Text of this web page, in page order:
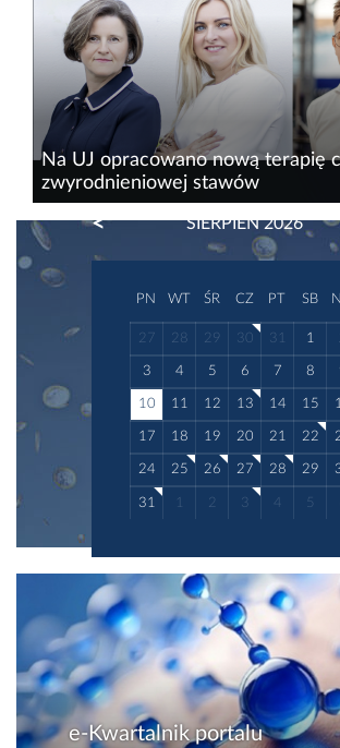
rozpoczęli przygotowania do
klinicznego terapii komórkowej...
Na UJ opracowano nową terapię
zwyrodnieniowej stawów
Nowa metoda leczenia
opracowana na Uniwersytecie
już po zakończeniu II fazy badań
skali Polski to ewenement, by
medyczna rozwijana w...
SIERPIEŃ 2026
PREVIOUS
PN WT ŚR CZ PT SB
27 28 29 30 31 1
3 4 5 6 7 8
10 11 12 13 14 15
17 18 19 20 21 22
24 25 26 27 28 29
31 1 2 3 4 5
e-Kwartalnik portalu